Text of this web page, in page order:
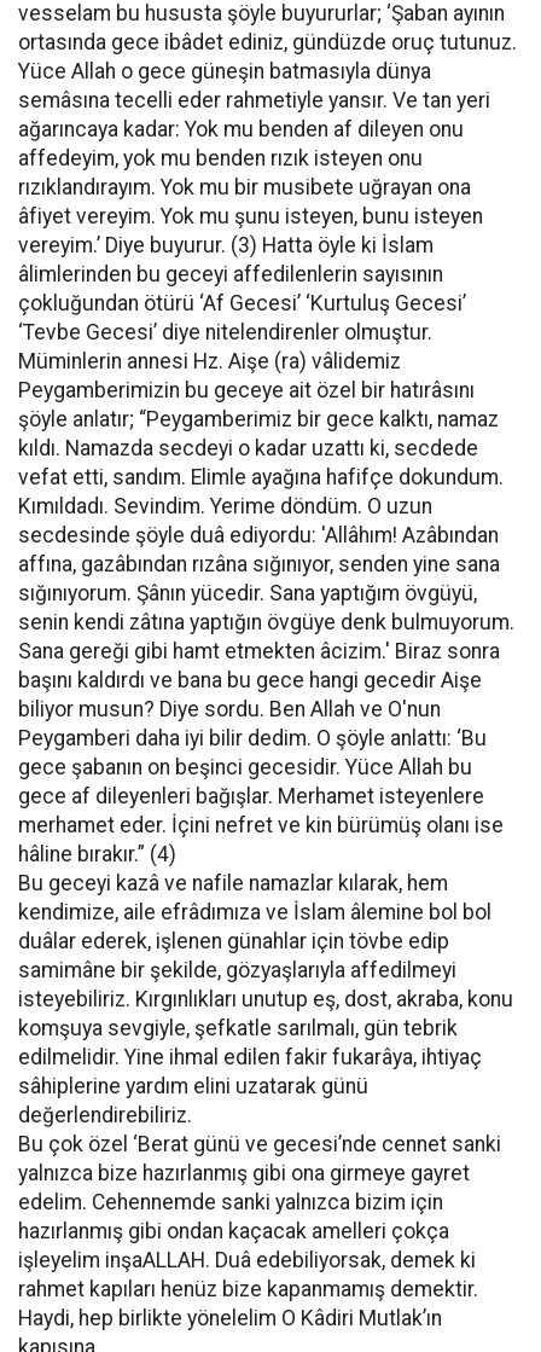
vesselam bu hususta şöyle buyururlar; ‘Şaban ayının
ortasında gece ibâdet ediniz, gündüzde oruç tutunuz.
Yüce Allah o gece güneşin batmasıyla dünya
semâsına tecelli eder rahmetiyle yansır. Ve tan yeri
ağarıncaya kadar: Yok mu benden af dileyen onu
affedeyim, yok mu benden rızık isteyen onu
rızıklandırayım. Yok mu bir musibete uğrayan ona
âfiyet vereyim. Yok mu şunu isteyen, bunu isteyen
vereyim.’ Diye buyurur. (3) Hatta öyle ki İslam
âlimlerinden bu geceyi affedilenlerin sayısının
çokluğundan ötürü ‘Af Gecesi’ ‘Kurtuluş Gecesi’
‘Tevbe Gecesi’ diye nitelendirenler olmuştur.
Müminlerin annesi Hz. Aişe (ra) vâlidemiz
Peygamberimizin bu geceye ait özel bir hatırâsını
şöyle anlatır; “Peygamberimiz bir gece kalktı, namaz
kıldı. Namazda secdeyi o kadar uzattı ki, secdede
vefat etti, sandım. Elimle ayağına hafifçe dokundum.
Kımıldadı. Sevindim. Yerime döndüm. O uzun
secdesinde şöyle duâ ediyordu: 'Allâhım! Azâbından
affına, gazâbından rızâna sığınıyor, senden yine sana
sığınıyorum. Şânın yücedir. Sana yaptığım övgüyü,
senin kendi zâtına yaptığın övgüye denk bulmuyorum.
Sana gereği gibi hamt etmekten âcizim.' Biraz sonra
başını kaldırdı ve bana bu gece hangi gecedir Aişe
biliyor musun? Diye sordu. Ben Allah ve O'nun
Peygamberi daha iyi bilir dedim. O şöyle anlattı: ‘Bu
gece şabanın on beşinci gecesidir. Yüce Allah bu
gece af dileyenleri bağışlar. Merhamet isteyenlere
merhamet eder. İçini nefret ve kin bürümüş olanı ise
hâline bırakır.” (4)
Bu geceyi kazâ ve nafile namazlar kılarak, hem
kendimize, aile efrâdımıza ve İslam âlemine bol bol
duâlar ederek, işlenen günahlar için tövbe edip
samimâne bir şekilde, gözyaşlarıyla affedilmeyi
isteyebiliriz. Kırgınlıkları unutup eş, dost, akraba, konu
komşuya sevgiyle, şefkatle sarılmalı, gün tebrik
edilmelidir. Yine ihmal edilen fakir fukarâya, ihtiyaç
sâhiplerine yardım elini uzatarak günü
değerlendirebiliriz.
Bu çok özel ‘Berat günü ve gecesi’nde cennet sanki
yalnızca bize hazırlanmış gibi ona girmeye gayret
edelim. Cehennemde sanki yalnızca bizim için
hazırlanmış gibi ondan kaçacak amelleri çokça
işleyelim inşaALLAH. Duâ edebiliyorsak, demek ki
rahmet kapıları henüz bize kapanmamış demektir.
Haydi, hep birlikte yönelelim O Kâdiri Mutlak’ın
kapısına…